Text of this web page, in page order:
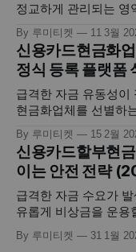
정교하게 관리되는 영
드는 독자적인 이상거
통해 사용자의 결제
자금이 필요한 소비자
유동화 경로를 제공하
진행함에 있어 카드
By 루미티켓 11 3월
신용카드현금화
정식 등록 플랫폼
급격한 자금 유동성이
현금화업체를 선별하
패를 결정짓는 가장
한도를 현금으로 바꾸
정보를 다루고 실시간
인 영역이기 때문입니
만 매몰되어 검증되지
By 루미티켓 15 2월
신용카드할부현
이는 안전 전략
급격한 자금 수요가
유롭게 비상금을 운용
금융 소비자들에게 매
니다. 이는 본인의 신
By 루미티켓 31 1월